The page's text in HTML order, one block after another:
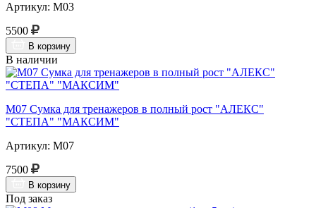
Артикул: М03
5500
В корзину
В наличии
М07 Сумка для тренажеров в полный рост "АЛЕКС"
"СТЕПА" "МАКСИМ"
Артикул: М07
7500
В корзину
Под заказ